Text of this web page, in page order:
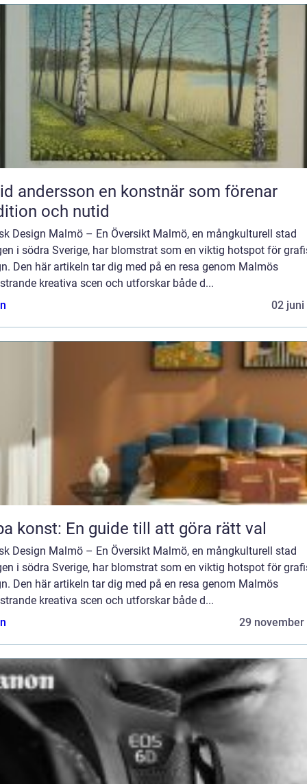
en konstnär som förenar
och nutid
Design Malmö – En Översikt Malmö, en mångkulturell stad
i södra Sverige, har blomstrat som en viktig hotspot för
Den här artikeln tar dig med på en resa genom Malmös
kreativa scen och utforskar både d...
02 juni
konst: En guide till att göra rätt val
Design Malmö – En Översikt Malmö, en mångkulturell stad
i södra Sverige, har blomstrat som en viktig hotspot för
Den här artikeln tar dig med på en resa genom Malmös
kreativa scen och utforskar både d...
29 november